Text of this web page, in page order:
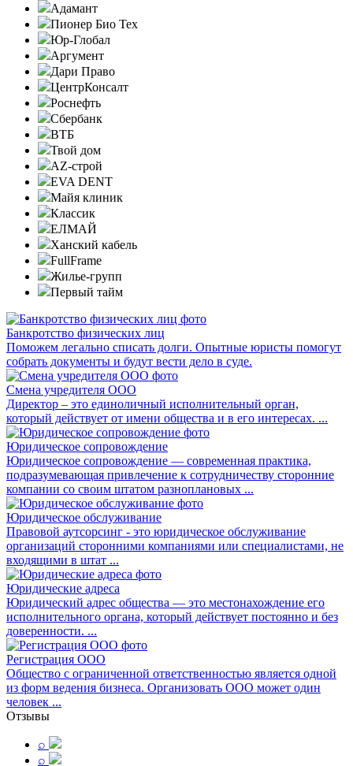
Адамант
Пионер Био Тех
Юр-Глобал
Аргумент
Дари Право
ЦентрКонсалт
Роснефть
Сбербанк
ВТБ
Твой дом
AZ-строй
EVA DENT
Майя клиник
Классик
ЕЛМАЙ
Ханский кабель
FullFrame
Жилье-групп
Первый тайм
Банкротство физических лиц
Поможем легально списать долги. Опытные юристы помогут
собрать документы и будут вести дело в суде.
Смена учредителя ООО
Директор – это единоличный исполнительный орган,
который действует от имени общества и в его интересах. ...
Юридическое сопровождение
Юридическое сопровождение — современная практика,
подразумевающая привлечение к сотрудничеству сторонние
компании со своим штатом разноплановых ...
Юридическое обслуживание
Правовой аутсорсинг - это юридическое обслуживание
организаций сторонними компаниями или специалистами, не
входящими в штат ...
Юридические адреса
Юридический адрес общества — это местонахождение его
исполнительного органа, который действует постоянно и без
доверенности. ...
Регистрация ООО
Общество с ограниченной ответственностью является одной
из форм ведения бизнеса. Организовать ООО может один
человек ...
Отзывы
⌕
⌕